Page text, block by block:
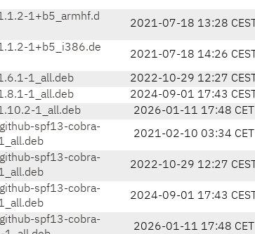
1+b5_armhf.d
2021-07-18 13:28 CEST
1+b5_i386.de
2021-07-18 14:26 CEST
1_all.deb 2022-10-29 12:27 CEST
1_all.deb
2024-09-01 17:43 CEST
1_all.deb
2026-01-11 17:48 CET
spf13-cobra-
2021-02-10 03:34 CET
spf13-cobra-
2022-10-29 12:27 CEST
spf13-cobra-
2024-09-01 17:43 CEST
spf13-cobra-
2026-01-11 17:48 CET